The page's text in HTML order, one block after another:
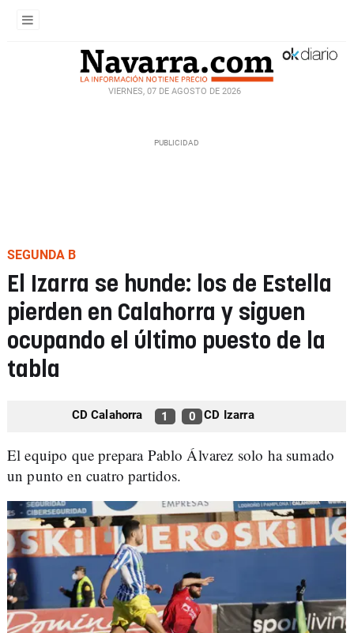
VIERNES, 07 DE AGOSTO DE 2026
SEGUNDA B
El Izarra se hunde: los de Estella
pierden en Calahorra y siguen
ocupando el último puesto de la
tabla
CD Calahorra 1 0 CD Izarra
El equipo que prepara Pablo Álvarez solo ha sumado
un punto en cuatro partidos.